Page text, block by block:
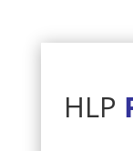
HLP